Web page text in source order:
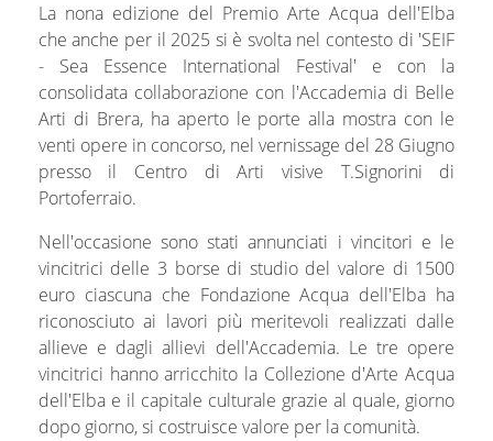
La nona edizione del Premio Arte Acqua dell'Elba
che anche per il 2025 si è svolta nel contesto di 'SEIF
- Sea Essence International Festival' e con la
consolidata collaborazione con l'Accademia di Belle
Arti di Brera, ha aperto le porte alla mostra con le
venti opere in concorso, nel vernissage del 28 Giugno
presso il Centro di Arti visive T.Signorini di
Portoferraio.
Nell'occasione sono stati annunciati i vincitori e le
vincitrici delle 3 borse di studio del valore di 1500
euro ciascuna che Fondazione Acqua dell'Elba ha
riconosciuto ai lavori più meritevoli realizzati dalle
allieve e dagli allievi dell'Accademia. Le tre opere
vincitrici hanno arricchito la Collezione d'Arte Acqua
dell'Elba e il capitale culturale grazie al quale, giorno
dopo giorno, si costruisce valore per la comunità.